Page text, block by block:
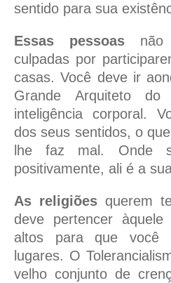
sentido para sua
Essas pessoasnão
culpadas por
casas. Você deve ir
Grande Arquiteto
inteligência corporal.
dos seus sentidos, o
lhe faz mal. Onde
positivamente, ali é a
As religiõesquerem
deve pertencer
altos para que você
lugares. O
velho conjunto de